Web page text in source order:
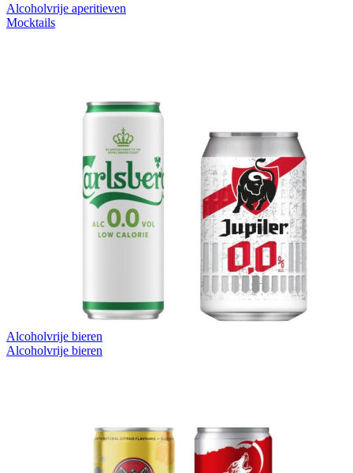
Alcoholvrije aperitieven
Mocktails
Alcoholvrije bieren
Alcoholvrije bieren